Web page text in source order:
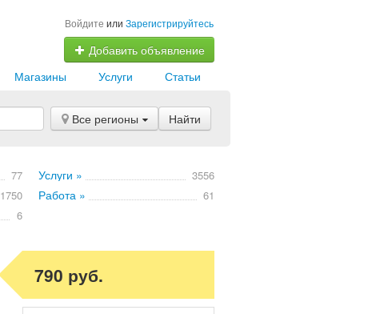
Войдите или Зарегистрируйтесь
Добавить объявление
Статьи
Услуги
Магазины
Все регионы Найти
77 Услуги » 3556
1750 Работа » 61
6
790 руб.